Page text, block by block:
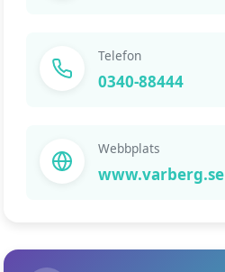
Telefon
0340-88444
Webbplats
www.varberg.se